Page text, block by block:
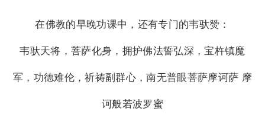
在佛教的早晚功课中，还有专门的韦驮赞：
韦驮天将，菩萨化身，拥护佛法誓弘深，宝杵镇魔
军，功德难伦，祈祷副群心，南无普眼菩萨摩诃萨 摩
诃般若波罗蜜